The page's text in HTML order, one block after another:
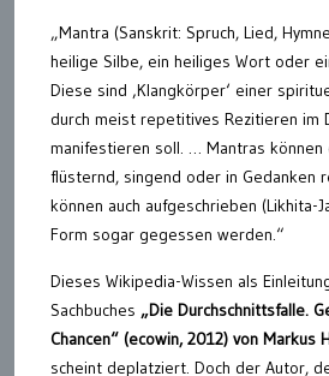
„Mantra (Sanskrit: Spruch, Lied,
heilige Silbe, ein heiliges Wort oder
Diese sind ‚Klangkörper‘ einer
durch meist repetitives Rezitieren im
manifestieren soll. … Mantras
flüsternd, singend oder in Gedanken
können auch aufgeschrieben (Likhita-
Form sogar gegessen werden.“
Dieses Wikipedia-Wissen als
Sachbuches „Die Durchschnittsfalle.
Chancen“ (ecowin, 2012) von Markus
scheint deplatziert. Doch der Autor,